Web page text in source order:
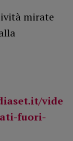
mirate
vide
fuori-